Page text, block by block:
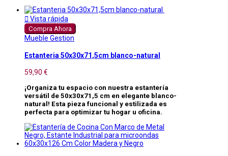
 Vista rápida
Compra Ahora
Mueble Gestion
Estanteria 50x30x71,5cm blanco-natural
59,90 €
¡Organiza tu espacio con nuestra estantería
versátil de 50x30x71,5 cm en elegante blanco-
natural! Esta pieza funcional y estilizada es
perfecta para optimizar tu hogar u oficina.